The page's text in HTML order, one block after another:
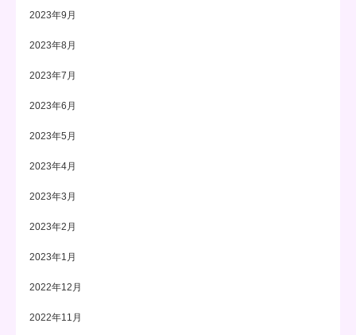
2023年9月
2023年8月
2023年7月
2023年6月
2023年5月
2023年4月
2023年3月
2023年2月
2023年1月
2022年12月
2022年11月